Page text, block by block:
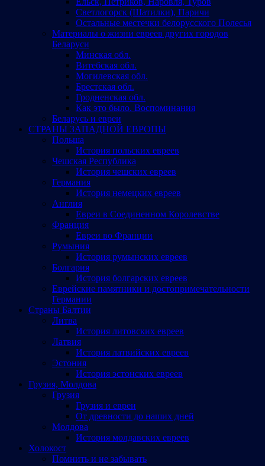
Светлогорск (Шатилки), Паричи
Остальные местечки белорусского Полесья
Материалы о жизни евреев других городов
Беларуси
Минская обл.
Витебская обл.
Могилевская обл.
Брестская обл.
Гродненская обл.
Как это было. Воспоминания
Беларусь и евреи
СТРАНЫ ЗАПАДНОЙ ЕВРОПЫ
Польша
История польских евреев
Чешская Республика
История чешских евреев
Германия
История немецких евреев
Англия
Евреи в Соединенном Королевстве
Франция
Евреи во Франции
Румыния
История румынских евреев
Болгария
История болгарских евреев
Еврейские памятники и достопримечательности
Германии
Страны Балтии
Литва
История литовских евреев
Латвия
История латвийских евреев
Эстония
История эстонских евреев
Грузия, Молдова
Грузия
Грузия и евреи
От древности до наших дней
Молдова
История молдавских евреев
Холокост
Помнить и не забывать